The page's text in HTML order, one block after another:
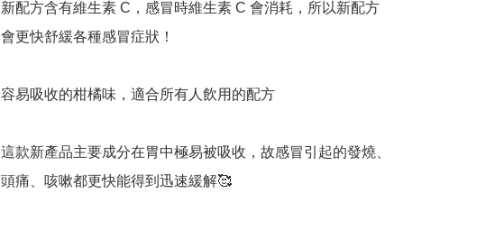
新配方含有維生素 C，感冒時維生素 C 會消耗，所以新配方
會更快舒緩各種感冒症狀！
容易吸收的柑橘味，適合所有人飲用的配方
這款新產品主要成分在胃中極易被吸收，故感冒引起的發燒、
頭痛、咳嗽都更快能得到迅速緩解🥰